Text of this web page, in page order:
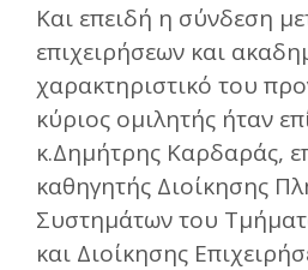
Και επειδή η σύνδεση
επιχειρήσεων και
χαρακτηριστικό του
κύριος ομιλητής ήταν
κ.Δημήτρης Καρδαράς,
καθηγητής Διοίκησης
Συστημάτων του
και Διοίκησης